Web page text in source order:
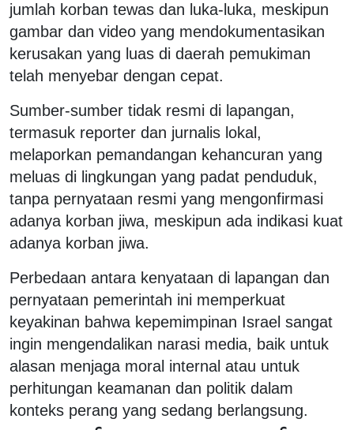
jumlah korban tewas dan luka-luka, meskipun
gambar dan video yang mendokumentasikan
kerusakan yang luas di daerah pemukiman
telah menyebar dengan cepat.
Sumber-sumber tidak resmi di lapangan,
termasuk reporter dan jurnalis lokal,
melaporkan pemandangan kehancuran yang
meluas di lingkungan yang padat penduduk,
tanpa pernyataan resmi yang mengonfirmasi
adanya korban jiwa, meskipun ada indikasi kuat
adanya korban jiwa.
Perbedaan antara kenyataan di lapangan dan
pernyataan pemerintah ini memperkuat
keyakinan bahwa kepemimpinan Israel sangat
ingin mengendalikan narasi media, baik untuk
alasan menjaga moral internal atau untuk
perhitungan keamanan dan politik dalam
konteks perang yang sedang berlangsung.